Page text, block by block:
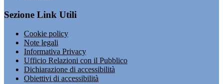
Sezione Link Utili
Cookie policy
Note legali
Informativa Privacy
Ufficio Relazioni con il Pubblico
Dichiarazione di accessibilità
Obiettivi di accessibilità